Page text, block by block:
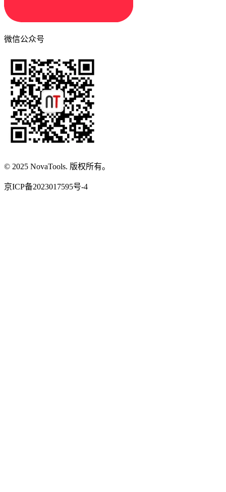
微信公众号
© 2025 NovaTools. 版权所有。
京ICP备2023017595号-4